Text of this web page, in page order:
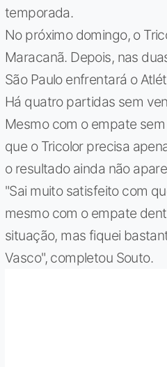
temporada.
No próximo domingo, o
Maracanã. Depois, nas
São Paulo enfrentará o
Há quatro partidas sem
Mesmo com o empate
que o Tricolor precisa
o resultado ainda não
"Sai muito satisfeito com
mesmo com o empate
situação, mas fiquei
Vasco", completou Souto.